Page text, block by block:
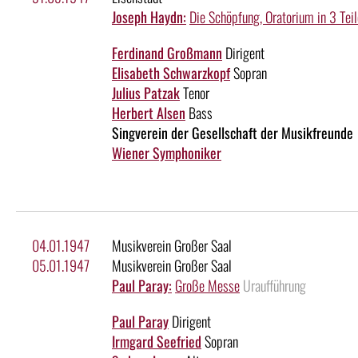
Joseph Haydn: Die Schöpfung, Oratorium in 3
Ferdinand Großmann Dirigent
Elisabeth SchwarzkopfSopran
Julius PatzakTenor
Herbert Alsen Bass
Singverein der Gesellschaft der Musikfreunde
Wiener Symphoniker
04.01.1947
Musikverein Großer Saal
05.01.1947
Musikverein Großer Saal
Paul Paray: Große MesseUraufführung
Paul ParayDirigent
Irmgard SeefriedSopran